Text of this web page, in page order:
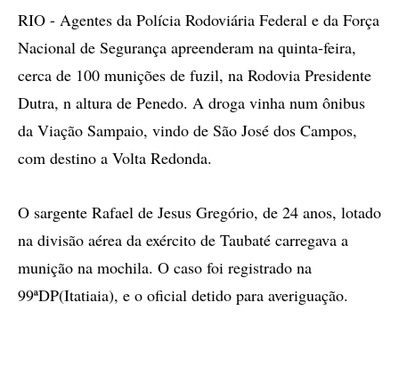
RIO - Agentes da Polícia Rodoviária Federal e da Força
Nacional de Segurança apreenderam na quinta-feira,
cerca de 100 munições de fuzil, na Rodovia Presidente
Dutra, n altura de Penedo. A droga vinha num ônibus
da Viação Sampaio, vindo de São José dos Campos,
com destino a Volta Redonda.
O sargente Rafael de Jesus Gregório, de 24 anos, lotado
na divisão aérea da exército de Taubaté carregava a
munição na mochila. O caso foi registrado na
99ªDP(Itatiaia), e o oficial detido para averiguação.